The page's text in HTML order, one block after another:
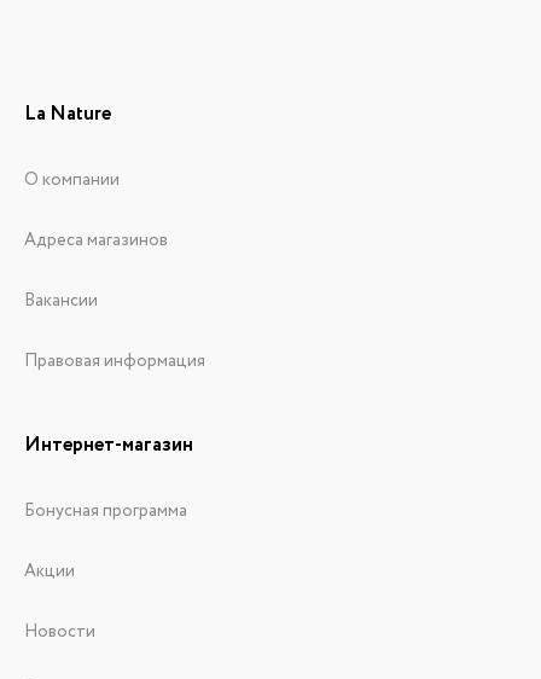
La Nature
О компании
Адреса магазинов
Вакансии
Правовая информация
Интернет-магазин
Бонусная программа
Акции
Новости